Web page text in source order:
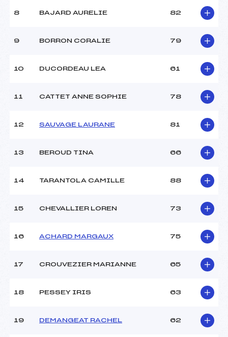
C-D- – – –
8 BAJARD AURELIE 82
9 BORRON CORALIE 79
10 DUCORDEAU LEA 61
11 CATTET ANNE SOPHIE 78
12 SAUVAGE LAURANE 81
13 BEROUD TINA 66
14 TARANTOLA CAMILLE 88
15 CHEVALLIER LOREN 73
16 ACHARD MARGAUX 75
17 CROUVEZIER MARIANNE 65
18 PESSEY IRIS 63
19 DEMANGEAT RACHEL 62